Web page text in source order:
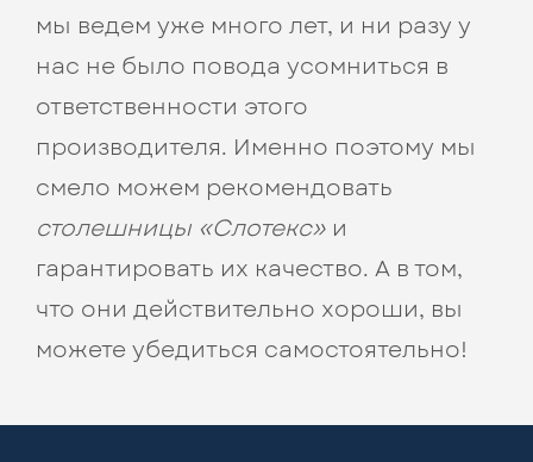
мы ведем уже много лет, и ни разу у
нас не было повода усомниться в
ответственности этого
производителя. Именно поэтому мы
смело можем рекомендовать
столешницы «Слотекс» и
гарантировать их качество. А в том,
что они действительно хороши, вы
можете убедиться самостоятельно!